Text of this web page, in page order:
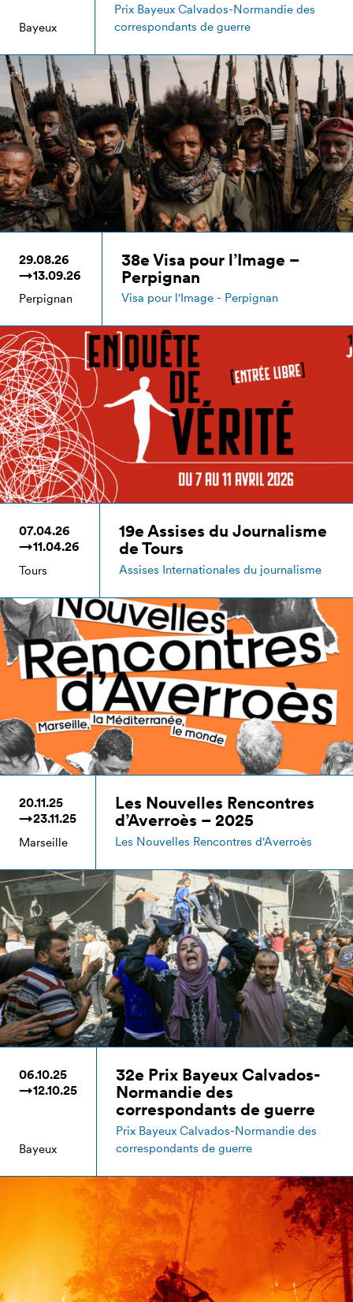
Bayeux
Prix Bayeux Calvados-Normandie des
correspondants de guerre
29.08.26
→13.09.26
Perpignan
38e Visa pour l’Image –
Perpignan
Visa pour l'Image - Perpignan
07.04.26
→11.04.26
Tours
19e Assises du Journalisme
de Tours
Assises Internationales du journalisme
20.11.25
→23.11.25
Marseille
Les Nouvelles Rencontres
d’Averroès – 2025
Les Nouvelles Rencontres d'Averroès
06.10.25
→12.10.25
Bayeux
32e Prix Bayeux Calvados-
Normandie des
correspondants de guerre
Prix Bayeux Calvados-Normandie des
correspondants de guerre